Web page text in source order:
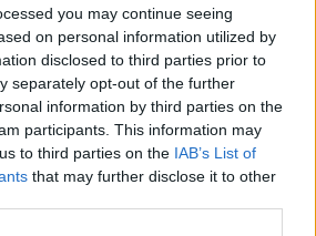
you may continue seeing
on personal information utilized by
disclosed to third parties prior to
separately opt-out of the further
information by third parties on the
participants. This information may
to third parties on the IAB’s List of
that may further disclose it to other
meghatározta a két magyar
az utolsó olyan versenyen, melyen
Két napja Szép Balázs és
hátrányba került, hogy a döntőben
javítani - a pontszerzésre nem
fináléját kedvezőbb
Michelle és Guzi Blanka.